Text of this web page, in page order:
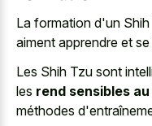
La formation d'un
aiment apprendre et
Les Shih Tzu sont
les rend sensibles
méthodes